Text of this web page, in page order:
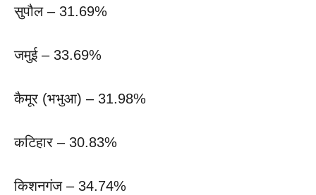
सुपौल – 31.69%
जमुई – 33.69%
कैमूर (भभुआ) – 31.98%
कटिहार – 30.83%
किशनगंज – 34.74%